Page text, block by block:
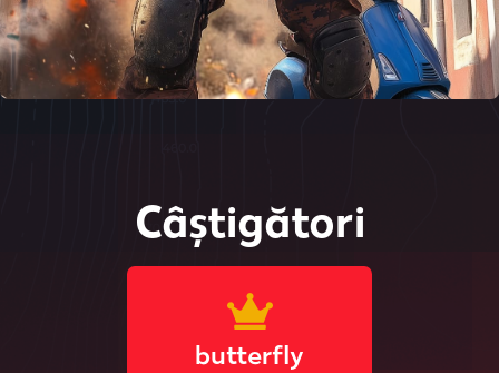
Câștigători
butterfly